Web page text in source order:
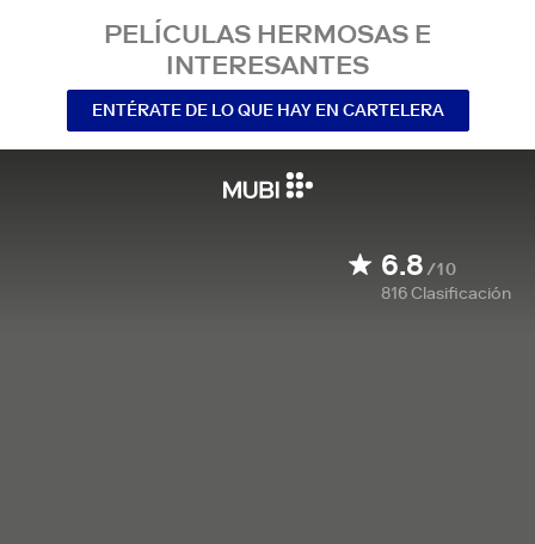
PELÍCULAS HERMOSAS E
INTERESANTES
ENTÉRATE DE LO QUE HAY EN CARTELERA
6.8/10
816Clasificación